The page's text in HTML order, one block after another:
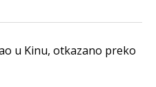
u Kinu, otkazano preko